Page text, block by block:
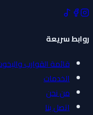
روابط سريعة
قائمة القوارب واليخوت
الخدمات
من نحن
اتصل بنا